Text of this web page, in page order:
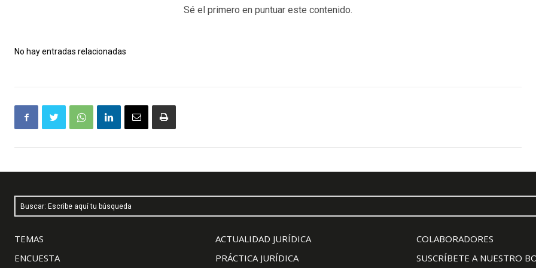
Sé el primero en puntuar este contenido.
No hay entradas relacionadas
Buscar: Escribe aquí tu búsqueda
TEMAS
ENCUESTA
ACTUALIDAD JURÍDICA
PRÁCTICA JURÍDICA
COLABORADORES
SUSCRÍBETE A NUESTRO